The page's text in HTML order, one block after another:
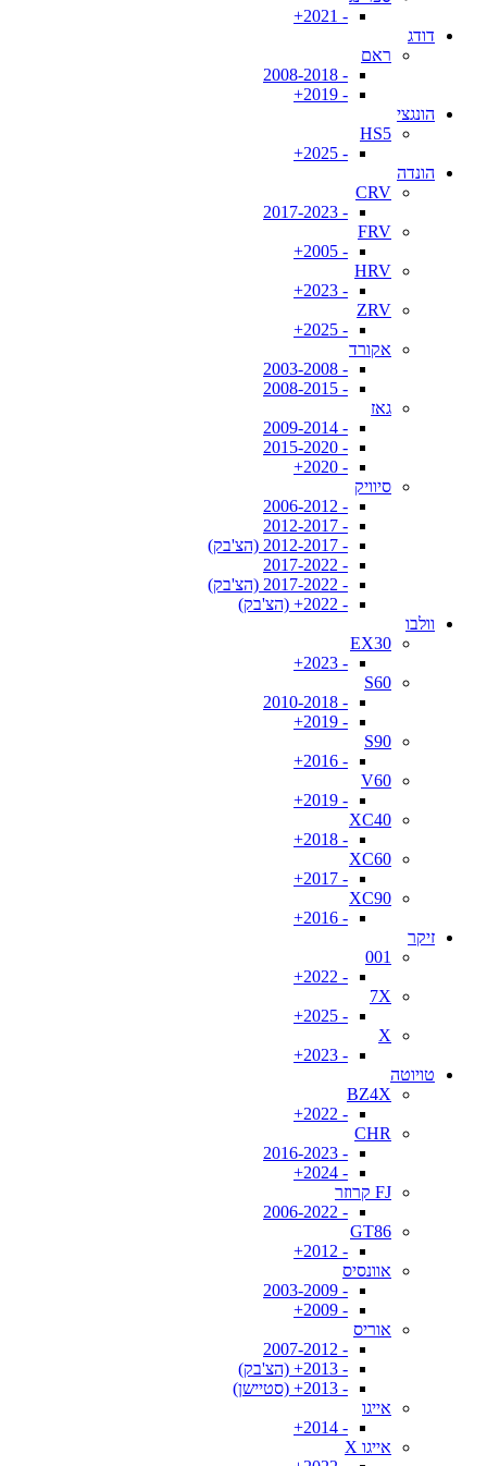
- 2021+
דודג
ראם
- 2008-2018
- 2019+
הונגצי
HS5
- 2025+
הונדה
CRV
- 2017-2023
FRV
- 2005+
HRV
- 2023+
ZRV
- 2025+
אקורד
- 2003-2008
- 2008-2015
גאז
- 2009-2014
- 2015-2020
- 2020+
סיוויק
- 2006-2012
- 2012-2017
- 2012-2017 (הצ'בק)
- 2017-2022
- 2017-2022 (הצ'בק)
- 2022+ (הצ'בק)
וולבו
EX30
- 2023+
S60
- 2010-2018
- 2019+
S90
- 2016+
V60
- 2019+
XC40
- 2018+
XC60
- 2017+
XC90
- 2016+
זיקר
001
- 2022+
7X
- 2025+
X
- 2023+
טויוטה
BZ4X
- 2022+
CHR
- 2016-2023
- 2024+
FJ קרוזר
- 2006-2022
GT86
- 2012+
אוונסיס
- 2003-2009
- 2009+
אוריס
- 2007-2012
- 2013+ (הצ'בק)
- 2013+ (סטיישן)
אייגו
- 2014+
אייגו X